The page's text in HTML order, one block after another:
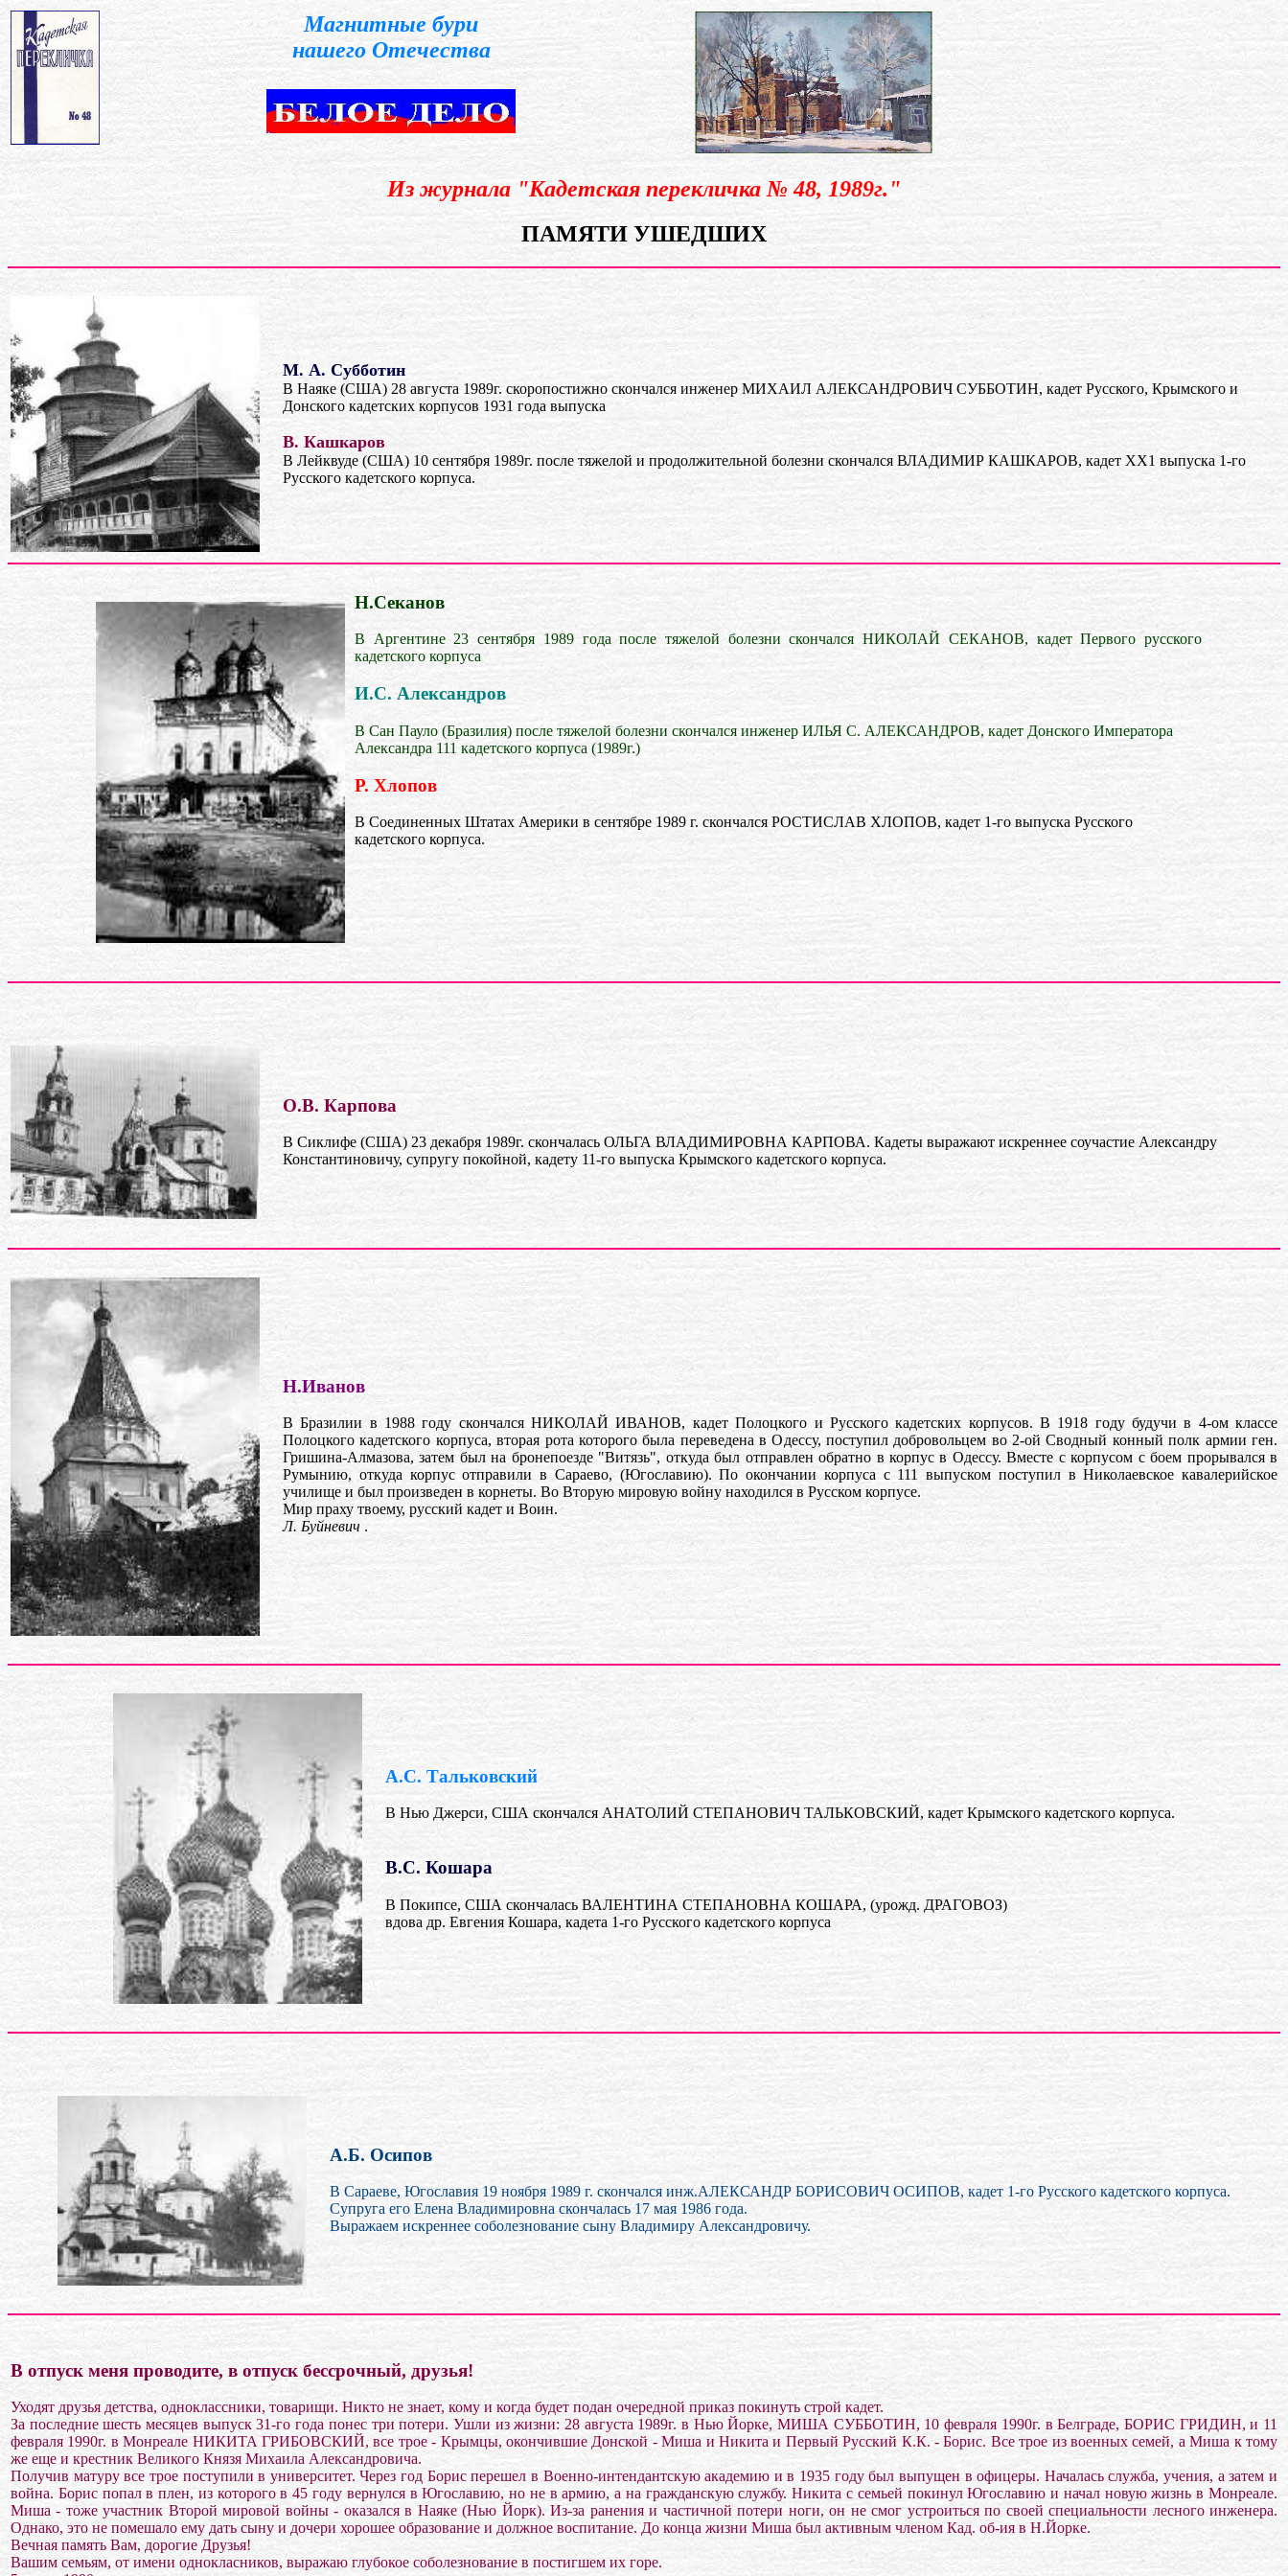
Магнитные бури
нашего Отечества
Из журнала "Кадетская перекличка № 48, 1989г."
ПАМЯТИ УШЕДШИХ
М. А. Субботин
В Наяке (США) 28 августа 1989г. скоропостижно скончался инженер МИХАИЛ АЛЕКСАНДРОВИЧ СУББОТИН, кадет Русского, Крымского и
Донского кадетских корпусов 1931 года выпуска
В. Кашкаров
В Лейквуде (США) 10 сентября 1989г. после тяжелой и продолжительной болезни скончался ВЛАДИМИР КАШКАРОВ, кадет ХХ1 выпуска 1-го
Русского кадетского корпуса.
Н.Секанов
В Аргентине 23 сентября 1989 года после тяжелой болезни скончался НИКОЛАЙ СЕКАНОВ, кадет Первого русского
кадетского корпуса
И.С. Александров
В Сан Пауло (Бразилия) после тяжелой болезни скончался инженер ИЛЬЯ С. АЛЕКСАНДРОВ, кадет Донского Императора
Александра 111 кадетского корпуса (1989г.)
Р. Хлопов
В Соединенных Штатах Америки в сентябре 1989 г. скончался РОСТИСЛАВ ХЛОПОВ, кадет 1-го выпуска Русского
кадетского корпуса.
О.В. Карпова
В Сиклифе (США) 23 декабря 1989г. скончалась ОЛЬГА ВЛАДИМИРОВНА КАРПОВА. Кадеты выражают искреннее соучастие Александру
Константиновичу, супругу покойной, кадету 11-го выпуска Крымского кадетского корпуса.
Н.Иванов
В Бразилии в 1988 году скончался НИКОЛАЙ ИВАНОВ, кадет Полоцкого и Русского кадетских корпусов. В 1918 году будучи в 4-ом классе
Полоцкого кадетского корпуса, вторая рота которого была переведена в Одессу, поступил добровольцем во 2-ой Сводный конный полк армии ген.
Гришина-Алмазова, затем был на бронепоезде "Витязь", откуда был отправлен обратно в корпус в Одессу. Вместе с корпусом с боем прорывался в
Румынию, откуда корпус отправили в Сараево, (Югославию). По окончании корпуса с 111 выпуском поступил в Николаевское кавалерийское
училище и был произведен в корнеты. Во Вторую мировую войну находился в Русском корпусе.
Мир праху твоему, русский кадет и Воин.
Л. Буйневич .
А.С. Тальковский
В Нью Джерси, США скончался АНАТОЛИЙ СТЕПАНОВИЧ ТАЛЬКОВСКИЙ, кадет Крымского кадетского корпуса.
В.С. Кошара
В Покипсе, США скончалась ВАЛЕНТИНА СТЕПАНОВНА КОШАРА, (урожд. ДРАГОВОЗ)
вдова др. Евгения Кошара, кадета 1-го Русского кадетского корпуса
А.Б. Осипов
В Сараеве, Югославия 19 ноября 1989 г. скончался инж.АЛЕКСАНДР БОРИСОВИЧ ОСИПОВ, кадет 1-го Русского кадетского корпуса.
Супруга его Елена Владимировна скончалась 17 мая 1986 года.
Выражаем искреннее соболезнование сыну Владимиру Александровичу.
В отпуск меня проводите, в отпуск бессрочный, друзья!
Уходят друзья детства, одноклассники, товарищи. Никто не знает, кому и когда будет подан очередной приказ покинуть строй кадет.
За последние шесть месяцев выпуск 31-го года понес три потери. Ушли из жизни: 28 августа 1989г. в Нью Йорке, МИША СУББОТИН, 10 февраля 1990г. в Белграде, БОРИС ГРИДИН, и 11
февраля 1990г. в Монреале НИКИТА ГРИБОВСКИЙ, все трое - Крымцы, окончившие Донской - Миша и Никита и Первый Русский К.К. - Борис. Все трое из военных семей, а Миша к тому
же еще и крестник Великого Князя Михаила Александровича.
Получив матуру все трое поступили в университет. Через год Борис перешел в Военно-интендантскую академию и в 1935 году был выпущен в офицеры. Началась служба, учения, а затем и
война. Борис попал в плен, из которого в 45 году вернулся в Югославию, но не в армию, а на гражданскую службу. Никита с семьей покинул Югославию и начал новую жизнь в Монреале.
Миша - тоже участник Второй мировой войны - оказался в Наяке (Нью Йорк). Из-за ранения и частичной потери ноги, он не смог устроиться по своей специальности лесного инженера.
Однако, это не помешало ему дать сыну и дочери хорошее образование и должное воспитание. До конца жизни Миша был активным членом Кад. об-ия в Н.Йорке.
Вечная память Вам, дорогие Друзья!
Вашим семьям, от имени однокласников, выражаю глубокое соболезнование в постигшем их горе.